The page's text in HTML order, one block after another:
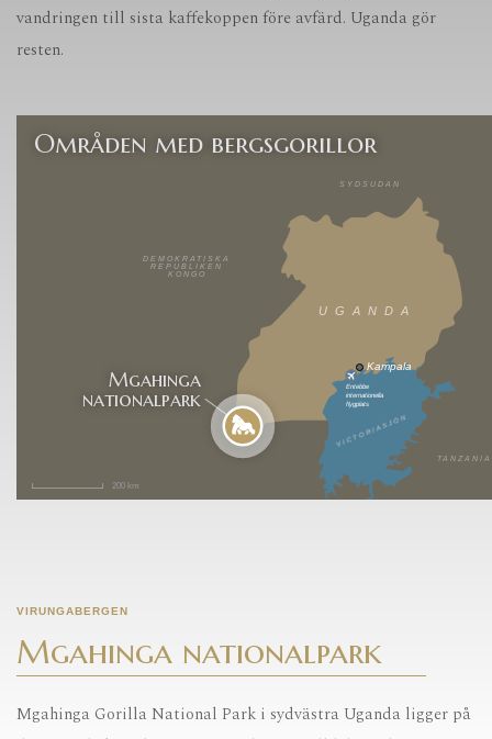
vandringen till sista kaffekoppen före avfärd. Uganda gör
resten.
Områden med bergsgorillor
SYDSUDAN
DEMOKRATISKA
REPUBLIKEN
KONGO
UGANDA
Kampala
Mgahinga
nationalpark
Entebbe
internationella
flygplats
VICTORIASJÖN
TANZANIA
200 km
VIRUNGABERGEN
Mgahinga nationalpark
Mgahinga Gorilla National Park i sydvästra Uganda ligger på